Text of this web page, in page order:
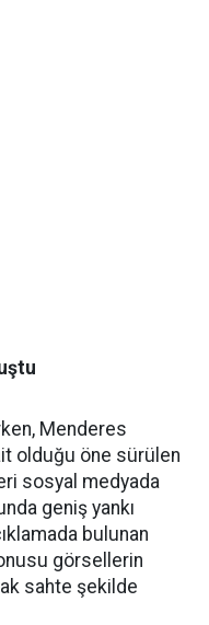
Menderes
olduğu öne sürülen
sosyal medyada
geniş yankı
bulunan
görsellerin
sahte şekilde